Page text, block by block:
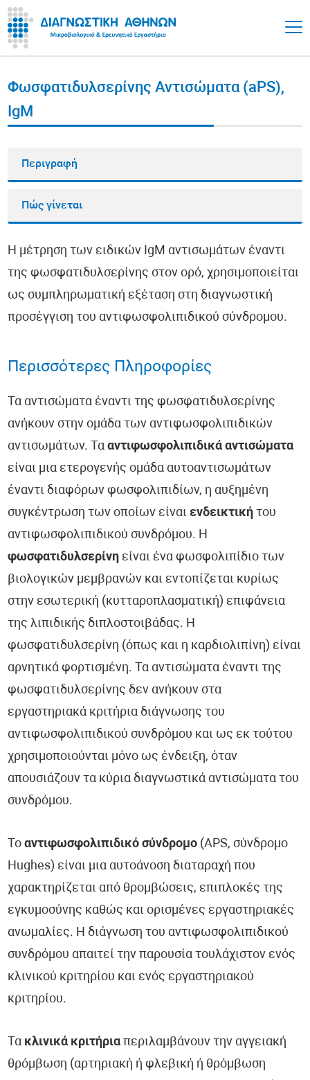
Φωσφατιδυλσερίνης Αντισώματα (aPS),
IgM
Περιγραφή
Πώς γίνεται
Η μέτρηση των ειδικών IgM αντισωμάτων έναντι
της φωσφατιδυλσερίνης στον ορό, χρησιμοποιείται
ως συμπληρωματική εξέταση στη διαγνωστική
προσέγγιση του αντιφωσφολιπιδικού σύνδρομου.
Περισσότερες Πληροφορίες
Τα αντισώματα έναντι της φωσφατιδυλσερίνης
ανήκουν στην ομάδα των αντιφωσφολιπιδικών
αντισωμάτων. Τααντιφωσφολιπιδικά αντισώματα
είναι μια ετερογενής ομάδα αυτοαντισωμάτων
έναντι διαφόρων φωσφολιπιδίων, η αυξημένη
συγκέντρωση των οποίων είναιενδεικτικήτου
αντιφωσφολιπιδικού συνδρόμου. Η
φωσφατιδυλσερίνη είναι ένα φωσφολιπίδιο των
βιολογικών μεμβρανών και εντοπίζεται κυρίως
στην εσωτερική (κυτταροπλασματική) επιφάνεια
της λιπιδικής διπλοστοιβάδας. Η
φωσφατιδυλσερίνη (όπως και η καρδιολιπίνη) είναι
αρνητικά φορτισμένη. Τα αντισώματα έναντι της
φωσφατιδυλσερίνης δεν ανήκουν στα
εργαστηριακά κριτήρια διάγνωσης του
αντιφωσφολιπιδικού συνδρόμου και ως εκ τούτου
χρησιμοποιούνται μόνο ως ένδειξη, όταν
απουσιάζουν τα κύρια διαγνωστικά αντισώματα του
συνδρόμου.
Τοαντιφωσφολιπιδικό σύνδρομο (APS, σύνδρομο
Hughes) είναι μια αυτοάνοση διαταραχή που
χαρακτηρίζεται από θρομβώσεις, επιπλοκές της
εγκυμοσύνης καθώς και ορισμένες εργαστηριακές
ανωμαλίες. Η διάγνωση του αντιφωσφολιπιδικού
συνδρόμου απαιτεί την παρουσία τουλάχιστον ενός
κλινικού κριτηρίου και ενός εργαστηριακού
κριτηρίου.
Τα κλινικά κριτήρια περιλαμβάνουν την αγγειακή
θρόμβωση (αρτηριακή ή φλεβική ή θρόμβωση